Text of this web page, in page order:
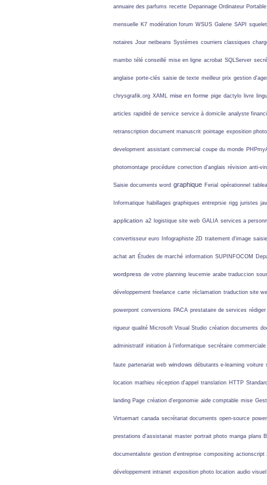
annuaire des parfums recette Depannage Ordinateur Portable
mensuelle K7 modération forum WSUS Galerie SAPI
notaires Jour netbeans Systèmes courriers classiques
mambo télé conseillé mise en ligne acrobat SQLServer
anglaise porte-clés saisie de texte meilleur prix gestion
chrysgrafik.org XAML mise en forme pige dactylo livre
articles rapidité de service service à domicile analyste
retranscription document manuscrit pointage exposition photo
development assistant commercial coupe du monde
photomontage procédure correction d'anglais révision anti-
Saisie documents word graphique Ferial opérationnel
Informatique habillages graphiques entreprsie rigg juristes
application a2 logistique site web GALIA services a
convertisseur euro Infographiste 2D traitement d'image
achat art Études de marché information SUPINFOCOM
wordpress de votre planning leucemie arabe traduccion
développement freelance carte réclamation traduction site
powerpont conversions PACA prestataire de services rédiger
rigueur qualité Microsoft Visual Studio création documents
administratif initiation à l'informatique secrétaire commerciale
faute partenariat web windows débutants e-learning voiture
location mathieu réception d'appel translation HTTP
landing Page création d'ergonomie aide comptable mise
Virtuemart canada secrétariat documents open-source
prestations d'assistanat master portrait photo manga plans
documentaliste gestion d'entreprise compositing actionscript
développement intranet exposition photo location audio visuel